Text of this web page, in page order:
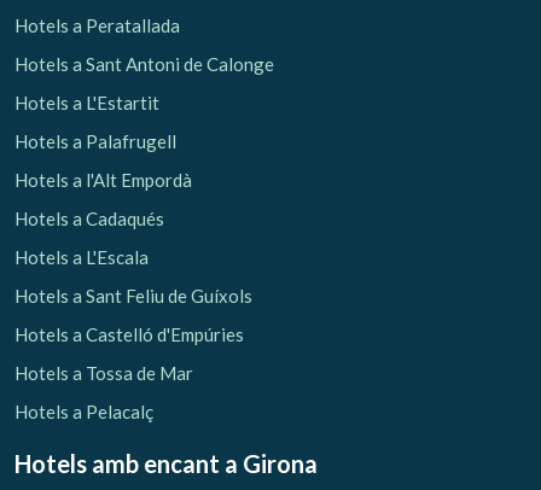
Hotels a Peratallada
Hotels a Sant Antoni de Calonge
Hotels a L'Estartit
Hotels a Palafrugell
Hotels a l'Alt Empordà
Hotels a Cadaqués
Hotels a L'Escala
Hotels a Sant Feliu de Guíxols
Hotels a Castelló d'Empúries
Hotels a Tossa de Mar
Hotels a Pelacalç
Hotels amb encant a Girona